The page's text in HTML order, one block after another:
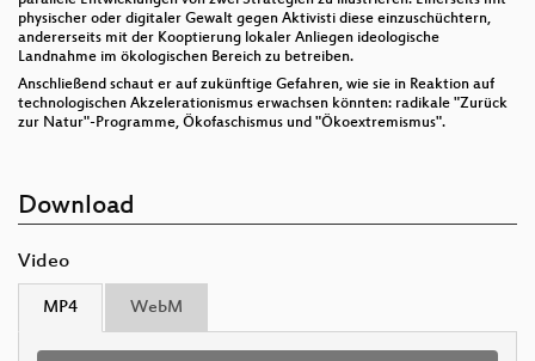
physischer oder digitaler Gewalt gegen Aktivisti diese einzuschüchtern,
andererseits mit der Kooptierung lokaler Anliegen ideologische
Landnahme im ökologischen Bereich zu betreiben.
Anschließend schaut er auf zukünftige Gefahren, wie sie in Reaktion auf
technologischen Akzelerationismus erwachsen könnten: radikale "Zurück
zur Natur"-Programme, Ökofaschismus und "Ökoextremismus".
Download
Video
MP4 WebM